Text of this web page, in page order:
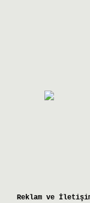
Reklam ve